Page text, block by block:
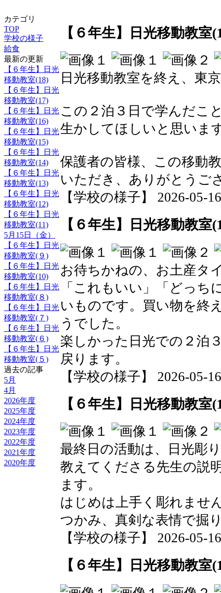
カテゴリ
TOP
学校の様子
給食
最新の更新
【６年生】日光
移動教室(18)
【６年生】日光
移動教室(17)
【６年生】日光
移動教室(16)
【６年生】日光
移動教室(15)
【６年生】日光
移動教室(14)
【６年生】日光
移動教室(13)
【６年生】日光
移動教室(12)
【６年生】日光
移動教室(11)
5月15日（金）
【６年生】日光
移動教室(９)
【６年生】日光
移動教室(10)
【６年生】日光
移動教室(８)
【６年生】日光
移動教室(７)
【６年生】日光
移動教室(６)
【６年生】日光
移動教室(５)
過去の記事
5月
4月
2026年度
2025年度
2024年度
2023年度
2022年度
2021年度
2020年度
【６年生】日光移動教室
日光移動教室を終え、東
この２泊３日で学んだこ
生かしてほしいと思いま
保護者の皆様、この移動
いただき、ありがとうご
【学校の様子】 2026-05-
【６年生】日光移動教室
お待ちかねの、お土産タ
「これもいい」「どっち
いものです。買い物を終
うでした。
楽しかった日光での２泊
戻ります。
【学校の様子】 2026-05-
【６年生】日光移動教室
最終日の活動は、日光彫
教えてくださる先生の説
ます。
はじめは上手く彫れませ
つかみ、真剣な表情で掘
【学校の様子】 2026-05-
【６年生】日光移動教室